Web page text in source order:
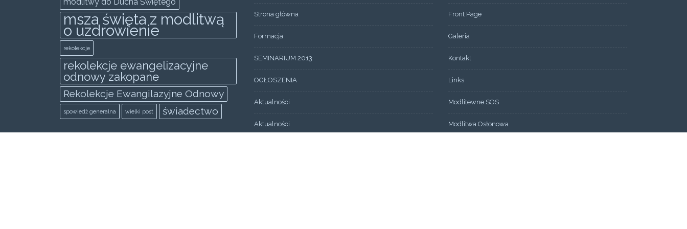
msza święta z modlitwą
o uzdrowienie
rekolekcje
rekolekcje ewangelizacyjne
odnowy zakopane
Rekolekcje Ewangilazyjne Odnowy
spowiedż generalna wielki post świadectwo
Strona główna
Formacja
SEMINARIUM 2013
OGŁOSZENIA
Aktualności
Aktualności
Front Page
Galeria
Kontakt
Links
Modlitewne SOS
Modlitwa Osłonowa